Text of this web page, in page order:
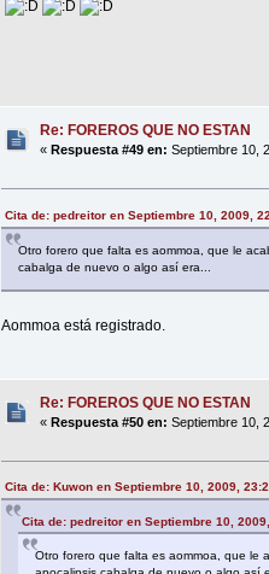
Re: FOREROS QUE NO ESTAN
«Respuesta #49 en: Septiembre 10,
Cita de: pedreitor en Septiembre 10, 2009,
Otro forero que falta es aommoa, que le
cabalga de nuevo o algo así era...
Aommoa está registrado.
Re: FOREROS QUE NO ESTAN
«Respuesta #50 en: Septiembre 10,
Cita de: Kuwon en Septiembre 10, 2009,
Cita de: pedreitor en Septiembre 10,
Otro forero que falta es aommoa, que le